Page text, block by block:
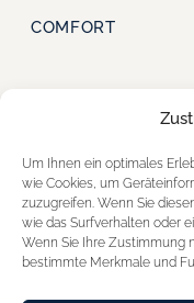
Um Ihnen ein optimales
wie Cookies, um
zuzugreifen. Wenn Sie
wie das Surfverhalten oder
Wenn Sie Ihre Zustimmung
bestimmte Merkmale und
COMFORT
STARTSEITE
INSPIRATION
CAPRICE